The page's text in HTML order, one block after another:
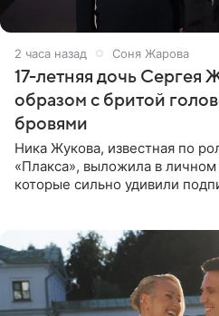
2 часа назад Соня Жарова
17-летняя дочь Сергея
образом с бритой
бровями
Ника Жукова, известная по
«Плакса», выложила в
которые сильно удивили